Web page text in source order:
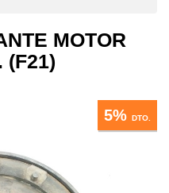
MOTOR
(F21)
5% DTO.